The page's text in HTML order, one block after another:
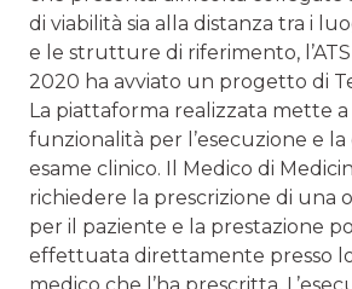
di viabilità sia alla distanza tra i
e le strutture di riferimento, l’ATS
2020 ha avviato un progetto di
La piattaforma realizzata mette a
funzionalità per l’esecuzione e
esame clinico. Il Medico di
richiedere la prescrizione di una
per il paziente e la prestazione
effettuata direttamente presso
medico che l’ha prescritta.